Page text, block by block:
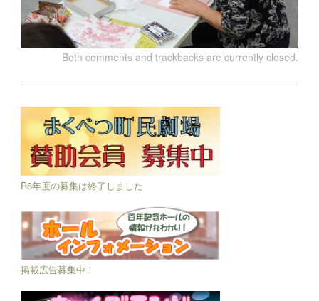
Both comments and trackbacks are currently closed.
R8年度の募集は終了しました
掲載広告募集中！